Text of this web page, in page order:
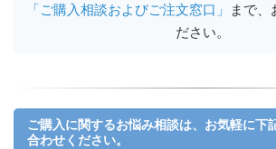
「ご購入相談およびご注文窓口」
まで、
ださい。
ご購入に関するお悩み相談は、お気軽に下
合わせください。